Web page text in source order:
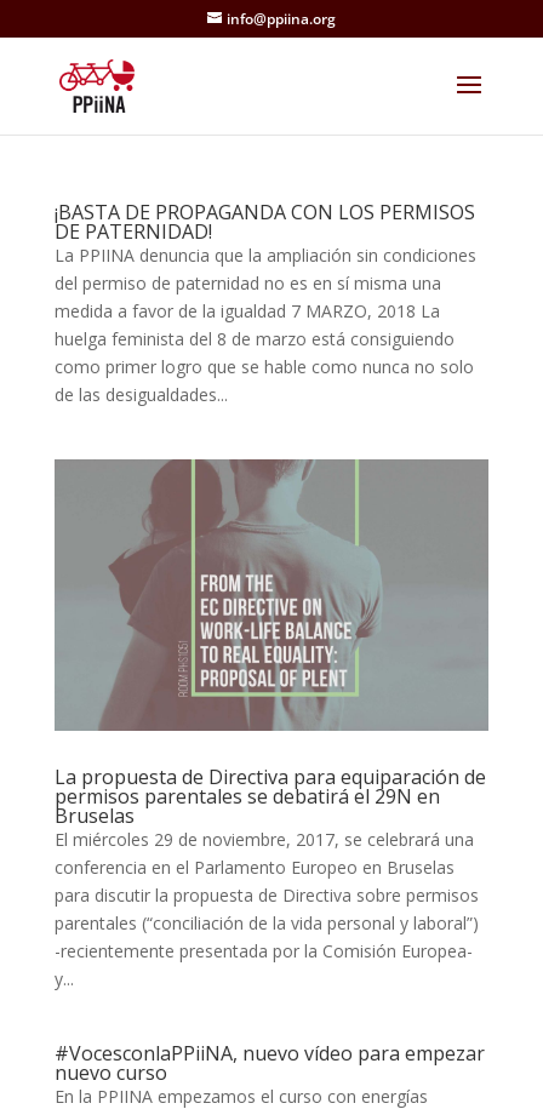
info@ppiina.org
¡BASTA DE PROPAGANDA CON LOS PERMISOS
DE PATERNIDAD!
La PPIINA denuncia que la ampliación sin condiciones
del permiso de paternidad no es en sí misma una
medida a favor de la igualdad 7 MARZO, 2018 La
huelga feminista del 8 de marzo está consiguiendo
como primer logro que se hable como nunca no solo
de las desigualdades...
La propuesta de Directiva para equiparación de
permisos parentales se debatirá el 29N en
Bruselas
El miércoles 29 de noviembre, 2017, se celebrará una
conferencia en el Parlamento Europeo en Bruselas
para discutir la propuesta de Directiva sobre permisos
parentales (“conciliación de la vida personal y laboral”)
-recientemente presentada por la Comisión Europea-
y...
#VocesconlaPPiiNA, nuevo vídeo para empezar
nuevo curso
En la PPIINA empezamos el curso con energías